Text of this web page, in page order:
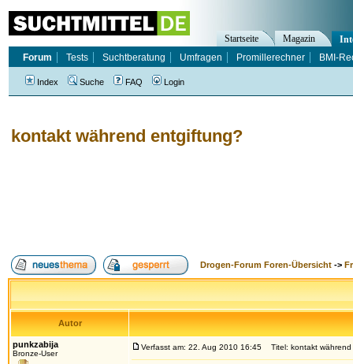
kontakt während entgiftung?
Drogen-Forum Foren-Übersicht ->
Autor
punkzabija
Bronze-User
Verfasst am: 22. Aug 2010 16:45 Titel: kontakt
Startseite Magazin
Forum
Tests Suchtberatung Umfragen Promillerechner BMI-
Index Suche FAQ Login